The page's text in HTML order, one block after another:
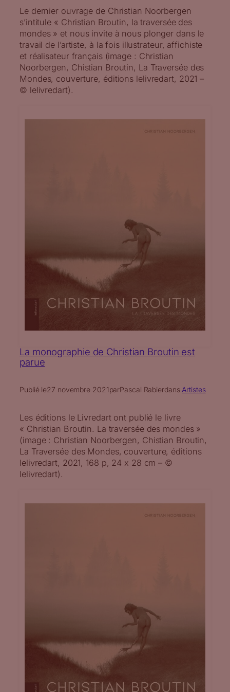
Le dernier ouvrage de Christian Noorbergen
s’intitule « Christian Broutin, la traversée des
mondes » et nous invite à nous plonger dans le
travail de l’artiste, à la fois illustrateur, affichiste
et réalisateur français (image : Christian
Noorbergen, Chistian Broutin, La Traversée des
Mondes, couverture, éditions lelivredart, 2021 –
© lelivredart).
La monographie de Christian Broutin est
parue
Publié le27 novembre 2021parPascal Rabierdans Artistes
Les éditions le Livredart ont publié le livre
« Christian Broutin. La traversée des mondes »
(image : Christian Noorbergen, Chistian Broutin,
La Traversée des Mondes, couverture, éditions
lelivredart, 2021, 168 p, 24 x 28 cm – ©
lelivredart).